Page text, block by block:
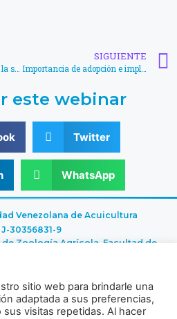
Importancia del manejo de la salud intestinal en acuicultura, énfasis en ácidos orgánicos y extractos botánicos – Gerónimo Leonardi
SIGUIENTE
Importancia de adopción e implementación de buenas prácticas acuícolas – Yarleska Jiménez
este webinar
Twitter
WhatsApp
Venezolana de Acuicultura
J-30356831-9
Zoología Agrícola, Facultad de
Política de privacidad
sitio web para brindarle una
adaptada a sus preferencias,
visitas repetidas. Al hacer